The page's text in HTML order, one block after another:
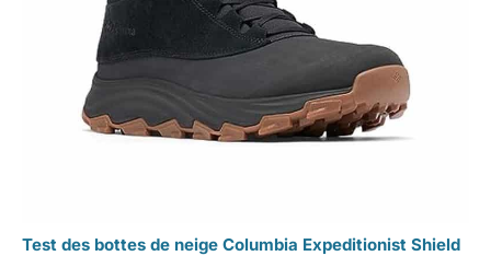
Test des bottes de neige Columbia Expeditionist Shield